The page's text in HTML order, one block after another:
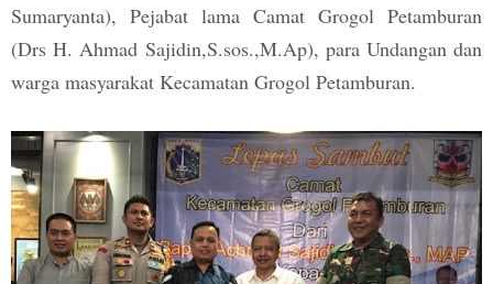
Sumaryanta), Pejabat lama Camat Grogol Petamburan
(Drs H. Ahmad Sajidin,S.sos.,M.Ap), para Undangan dan
warga masyarakat Kecamatan Grogol Petamburan.